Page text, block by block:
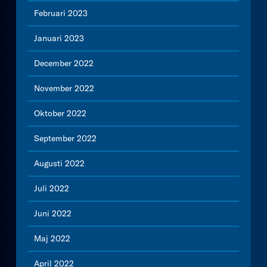
Februari 2023
Januari 2023
December 2022
November 2022
Oktober 2022
September 2022
Augusti 2022
Juli 2022
Juni 2022
Maj 2022
April 2022